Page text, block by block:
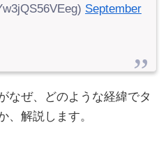
September
なぜ、どのような経緯でタ
、解説します。